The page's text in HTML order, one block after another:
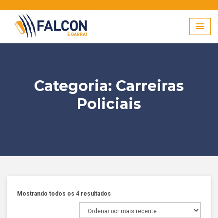
content
Categoria: Carreiras
Policiais
Mostrando todos os 4 resultados
por